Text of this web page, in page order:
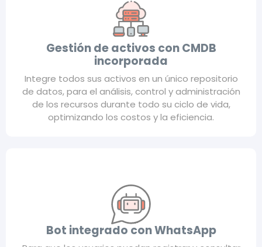
Gestión de activos con CMDB
incorporada
Integre todos sus activos en un único repositorio
de datos, para el análisis, control y administración
de los recursos durante todo su ciclo de vida,
optimizando los costos y la eficiencia.
Bot integrado con WhatsApp